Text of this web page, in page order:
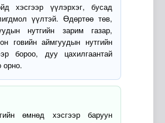
хэсгээр үүлэрхэг, бусад
үүлтэй. Өдөртөө төв,
нутгийн зарим газар,
говийн аймгуудын нутгийн
бороо, дуу цахилгаантай
орно.
өмнөд хэсгээр баруун